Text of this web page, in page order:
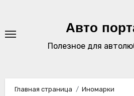
содержимому
Авто
Полезное для
Главная страница
Иномарки